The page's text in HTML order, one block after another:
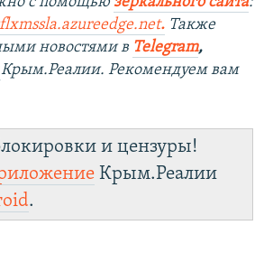
. Также
новостями в Telegram,
Крым.Реалии. Рекомендуем вам
и цензуры!
Крым.Реалии
.